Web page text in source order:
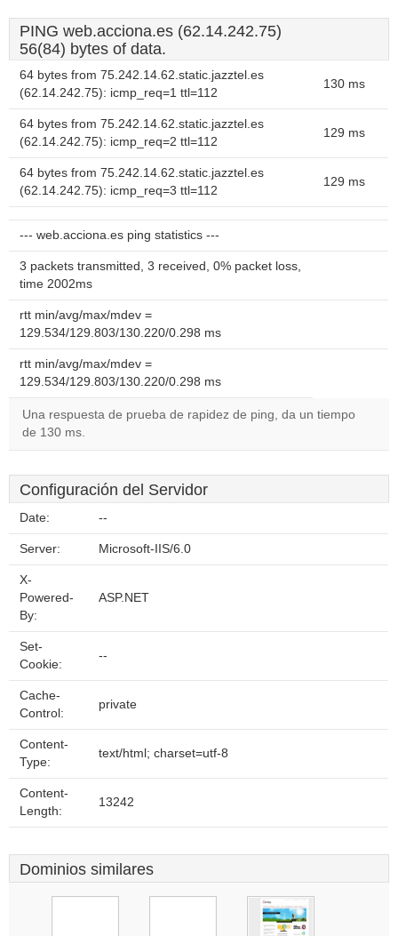
PING web.acciona.es (62.14.242.75)
56(84) bytes of data.
64 bytes from 75.242.14.62.static.jazztel.es
(62.14.242.75): icmp_req=1 ttl=112
130 ms
64 bytes from 75.242.14.62.static.jazztel.es
(62.14.242.75): icmp_req=2 ttl=112
129 ms
64 bytes from 75.242.14.62.static.jazztel.es
(62.14.242.75): icmp_req=3 ttl=112
129 ms
--- web.acciona.es ping statistics ---
3 packets transmitted, 3 received, 0% packet loss,
time 2002ms
rtt min/avg/max/mdev =
129.534/129.803/130.220/0.298 ms
rtt min/avg/max/mdev =
129.534/129.803/130.220/0.298 ms
Una respuesta de prueba de rapidez de ping, da un tiempo
de 130 ms.
Configuración del Servidor
Date: --
Server: Microsoft-IIS/6.0
X-
Powered-
By:
ASP.NET
Set-
Cookie:
--
Cache-
Control:
private
Content-
Type:
text/html; charset=utf-8
Content-
Length:
13242
Dominios similares